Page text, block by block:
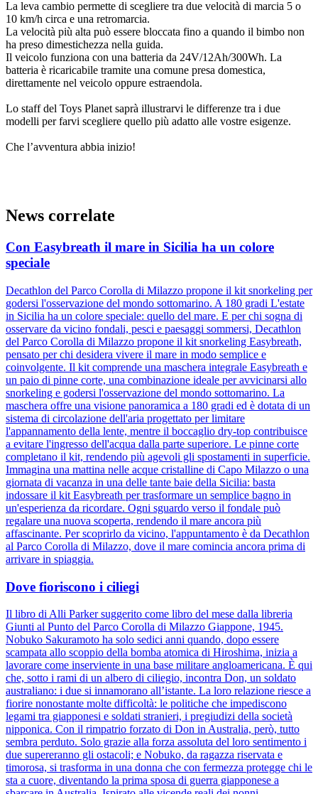
La leva cambio permette di scegliere tra due velocità di marcia 5 o
10 km/h circa e una retromarcia.
La velocità più alta può essere bloccata fino a quando il bimbo non
ha preso dimestichezza nella guida.
Il veicolo funziona con una batteria da 24V/12Ah/300Wh. La
batteria è ricaricabile tramite una comune presa domestica,
direttamente nel veicolo oppure estraendola.
Lo staff del Toys Planet saprà illustrarvi le differenze tra i due
modelli per farvi scegliere quello più adatto alle vostre esigenze.
Che l’avventura abbia inizio!
News correlate
Con Easybreath il mare in Sicilia ha un colore
speciale
Decathlon del Parco Corolla di Milazzo propone il kit snorkeling per
godersi l'osservazione del mondo sottomarino. A 180 gradi L'estate
in Sicilia ha un colore speciale: quello del mare. E per chi sogna di
osservare da vicino fondali, pesci e paesaggi sommersi, Decathlon
del Parco Corolla di Milazzo propone il kit snorkeling Easybreath,
pensato per chi desidera vivere il mare in modo semplice e
coinvolgente. Il kit comprende una maschera integrale Easybreath e
un paio di pinne corte, una combinazione ideale per avvicinarsi allo
snorkeling e godersi l'osservazione del mondo sottomarino. La
maschera offre una visione panoramica a 180 gradi ed è dotata di un
sistema di circolazione dell'aria progettato per limitare
l'appannamento della lente, mentre il boccaglio dry-top contribuisce
a evitare l'ingresso dell'acqua dalla parte superiore. Le pinne corte
completano il kit, rendendo più agevoli gli spostamenti in superficie.
Immagina una mattina nelle acque cristalline di Capo Milazzo o una
giornata di vacanza in una delle tante baie della Sicilia: basta
indossare il kit Easybreath per trasformare un semplice bagno in
un'esperienza da ricordare. Ogni sguardo verso il fondale può
regalare una nuova scoperta, rendendo il mare ancora più
affascinante. Per scoprirlo da vicino, l'appuntamento è da Decathlon
al Parco Corolla di Milazzo, dove il mare comincia ancora prima di
arrivare in spiaggia.
Dove fioriscono i ciliegi
Il libro di Alli Parker suggerito come libro del mese dalla libreria
Giunti al Punto del Parco Corolla di Milazzo Giappone, 1945.
Nobuko Sakuramoto ha solo sedici anni quando, dopo essere
scampata allo scoppio della bomba atomica di Hiroshima, inizia a
lavorare come inserviente in una base militare angloamericana. È qui
che, sotto i rami di un albero di ciliegio, incontra Don, un soldato
australiano: i due si innamorano all’istante. La loro relazione riesce a
fiorire nonostante molte difficoltà: le politiche che impediscono
legami tra giapponesi e soldati stranieri, i pregiudizi della società
nipponica. Con il rimpatrio forzato di Don in Australia, però, tutto
sembra perduto. Solo grazie alla forza assoluta del loro sentimento i
due supereranno gli ostacoli; e Nobuko, da ragazza riservata e
timorosa, si trasforma in una donna che con fermezza protegge chi le
sta a cuore, diventando la prima sposa di guerra giapponese a